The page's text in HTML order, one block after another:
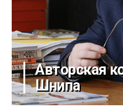
Авторская
Шнипа